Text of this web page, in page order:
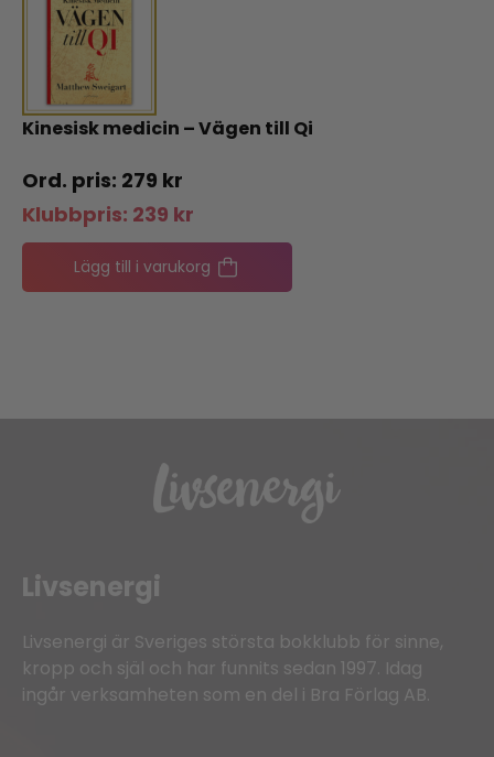
Kinesisk medicin – Vägen till Qi
279 kr
Klubbpris: 239 kr
Lägg till i varukorg
Livsenergi
Livsenergi är Sveriges största bokklubb för sinne,
kropp och själ och har funnits sedan 1997. Idag
ingår verksamheten som en del i Bra Förlag AB.